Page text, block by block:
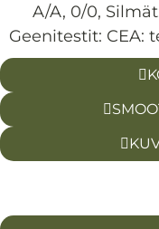
A/A, 0/0,
Geenitestit: CEA: